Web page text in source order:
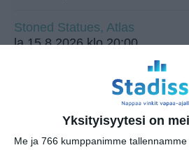
Yksityisyytesi on
Me ja 766 kumppanimme
Stoned Statues, Atlas
la 15.8.2026 klo 20:00
su 16.8.2026 klo 18:00
Hilland Mondays
ma 17.8.2026 klo